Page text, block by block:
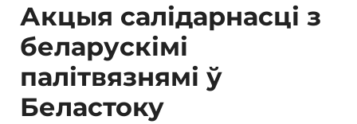
Акцыя салідарнасці з
беларускімі
палітвязнямі ў
Беластоку